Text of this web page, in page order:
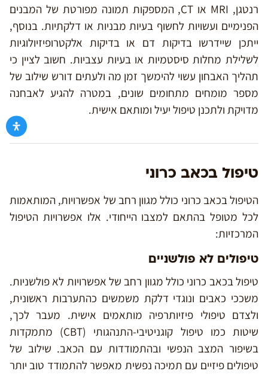
רנטגן, MRI או CT, המספקות תמונה מפורטת של המבנים
הפנימיים ועשויות לחשוף בעיות מבניות או דלקתיות. בנוסף,
ייתכן שיידרשו בדיקות דם או בדיקות אלקטרופיזיולוגיות
לשלילת מחלות סיסטמיות או בעיות עצביות. חשוב לציין כי
תהליך האבחון עשוי להימשך זמן מה ולעתים דורש שילוב של
מספר מומחים מתחומים שונים, במטרה להגיע לאבחנה
מדויקת ולתכנן טיפול יעיל ומותאם אישית.
טיפול בכאב כרוני
הטיפול בכאב כרוני כולל מגוון רחב של אפשרויות, המותאמות
לכל מטופל בהתאם למצבו הייחודי. אלו אפשרויות הטיפול
המרכזיות:
טיפולים לא פולשניים
טיפול בכאב כרוני כולל מגוון רחב של אפשרויות לא פולשניות.
משככי כאבים ונוגדי דלקת משמשים כהתערבות ראשונית,
ולצדם טיפולי פיזיותרפיה מותאמים אישית. מעבר לכך,
שיטות כמו טיפול קוגניטיבי-התנהגותי (CBT) מתמקדות
בשיפור המצב הנפשי ובהתמודדות עם הכאב. שילוב של
טיפולים פיזיים עם תמיכה נפשית מאפשר להתמודד טוב יותר